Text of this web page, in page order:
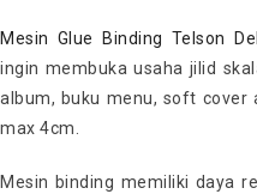
Mesin Glue Binding Telson
ingin membuka usaha jilid
album, buku menu, soft cover
max 4cm.
Mesin binding memiliki daya